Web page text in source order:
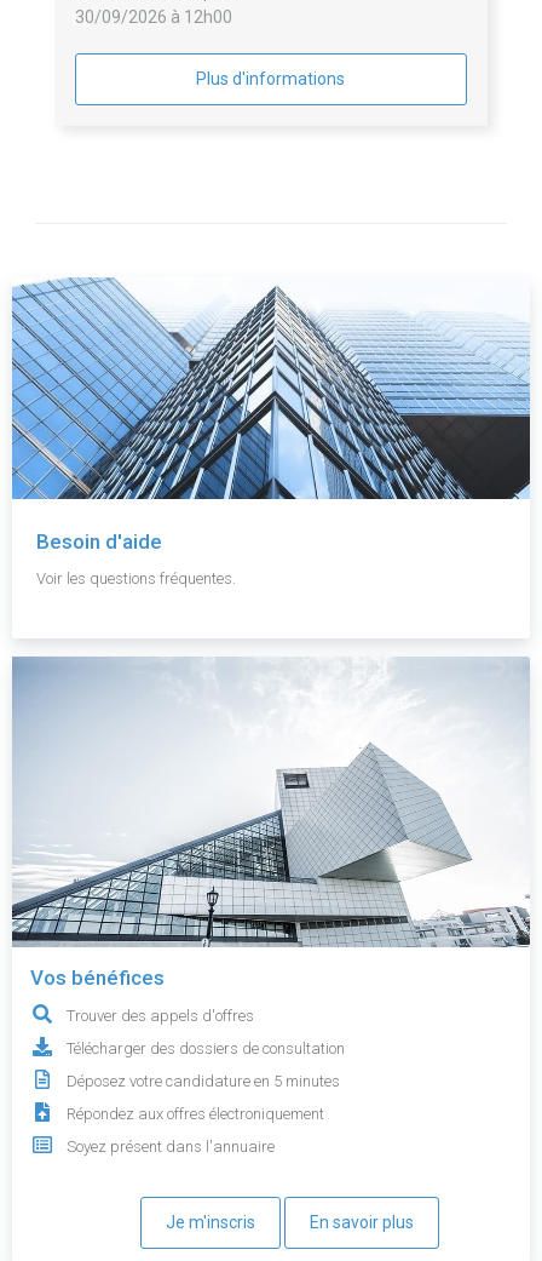
30/09/2026 à 12h00
Plus d'informations
Besoin d'aide
Voir les questions fréquentes.
Vos bénéfices
Trouver des appels d'offres
Télécharger des dossiers de consultation
Déposez votre candidature en 5 minutes
Répondez aux offres électroniquement
Soyez présent dans l'annuaire
Je m'inscris En savoir plus